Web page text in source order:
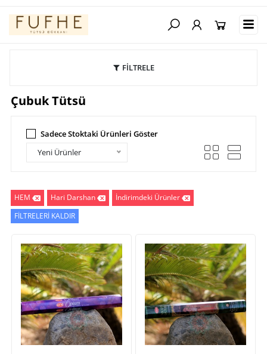
FİLTRELE
Çubuk Tütsü
Sadece Stoktaki Ürünleri Göster
Yeni Ürünler
HEM Hari Darshan
İndirimdeki Ürünler
FİLTRELERİ KALDIR